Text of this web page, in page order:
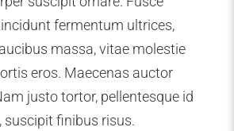
fermentum ultrices,
massa, vitae molestie
eros. Maecenas auctor
justo tortor, pellentesque id
suscipit finibus risus.